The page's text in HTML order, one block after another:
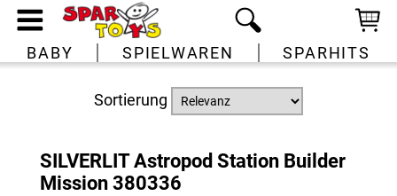
BABY SPIELWAREN SPARHITS
Sortierung
SILVERLIT Astropod Station Builder
Mission 380336